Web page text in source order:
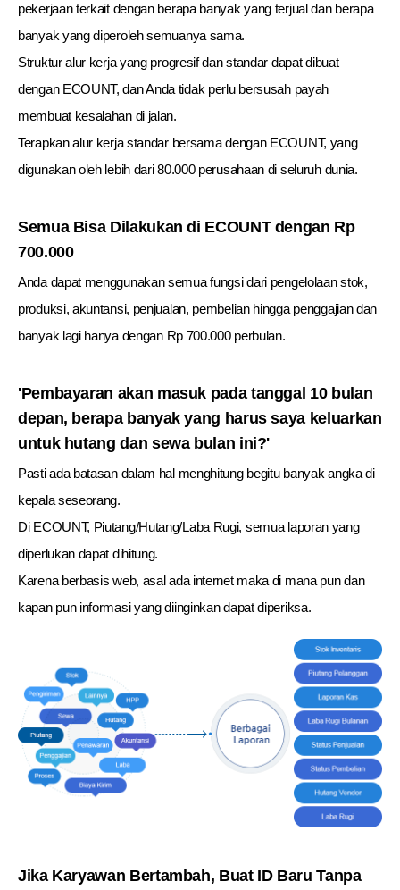
pekerjaan terkait dengan berapa banyak yang terjual dan berapa
banyak yang diperoleh semuanya sama.
Struktur alur kerja yang progresif dan standar dapat dibuat
dengan ECOUNT, dan Anda tidak perlu bersusah payah
membuat kesalahan di jalan.
Terapkan alur kerja standar bersama dengan ECOUNT, yang
digunakan oleh lebih dari 80.000 perusahaan di seluruh dunia.
Semua Bisa Dilakukan di ECOUNT dengan Rp
700.000
Anda dapat menggunakan semua fungsi dari pengelolaan stok,
produksi, akuntansi, penjualan, pembelian hingga penggajian dan
banyak lagi hanya dengan Rp 700.000 perbulan.
'Pembayaran akan masuk pada tanggal 10 bulan
depan, berapa banyak yang harus saya keluarkan
untuk hutang dan sewa bulan ini?'
Pasti ada batasan dalam hal menghitung begitu banyak angka di
kepala seseorang.
Di ECOUNT, Piutang/Hutang/Laba Rugi, semua laporan yang
diperlukan dapat dihitung.
Karena berbasis web, asal ada internet maka di mana pun dan
kapan pun informasi yang diinginkan dapat diperiksa.
Jika Karyawan Bertambah, Buat ID Baru Tanpa